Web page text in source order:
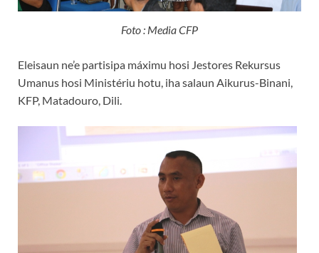
Foto : Media CFP
Eleisaun ne’e partisipa máximu hosi Jestores Rekursus
Umanus hosi Ministériu hotu, iha salaun Aikurus-Binani,
KFP, Matadouro, Dili.